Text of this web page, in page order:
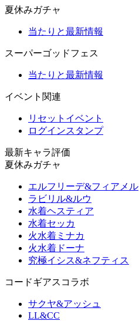
夏休みガチャ
当たりと最新情報
スーパーゴッドフェス
当たりと最新情報
イベント関連
リセットイベント
ログインスタンプ
最新キャラ評価
夏休みガチャ
エルフリーデ&フィアメル
ラビリル&ルウ
水着ヘスティア
水着セッカ
火水着ミナカ
火水着ドーナ
究極イシス&ネフティス
コードギアスコラボ
サクヤ&アッシュ
LL&CC